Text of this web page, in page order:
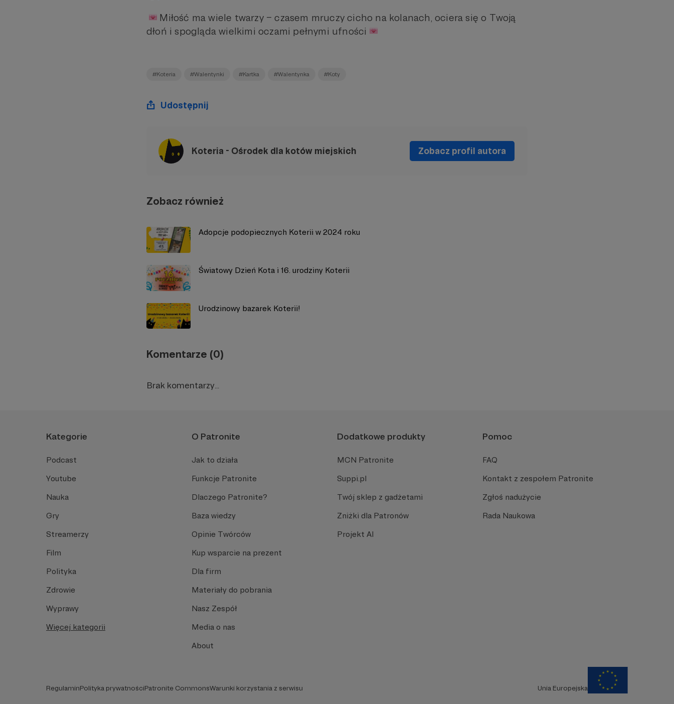
Miłość ma wiele twarzy – czasem mruczy cicho na kolanach, ociera się o Twoją
dłoń i spogląda wielkimi oczami pełnymi ufności
#Koteria #Walentynki #Kartka #Walentynka #Koty
Udostępnij
Koteria - Ośrodek dla kotów miejskich Zobacz profil autora
Zobacz również
Adopcje podopiecznych Koterii w 2024 roku
Światowy Dzień Kota i 16. urodziny Koterii
Urodzinowy bazarek Koterii!
Komentarze (0)
Brak komentarzy...
Kategorie
Podcast
Youtube
Nauka
Gry
Streamerzy
Film
Polityka
Zdrowie
Wyprawy
Więcej kategorii
O Patronite
Jak to działa
Funkcje Patronite
Dlaczego Patronite?
Baza wiedzy
Opinie Twórców
Kup wsparcie na prezent
Dla firm
Materiały do pobrania
Nasz Zespół
Media o nas
About
Dodatkowe produkty
MCN Patronite
Suppi.pl
Twój sklep z gadżetami
Zniżki dla Patronów
Projekt AI
Pomoc
FAQ
Kontakt z zespołem Patronite
Zgłoś nadużycie
Rada Naukowa
RegulaminPolityka prywatnościPatronite CommonsWarunki korzystania z serwisu Unia Europejska